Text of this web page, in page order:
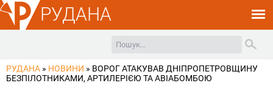
РУДАНА
РУДАНА » НОВИНИ » ВОРОГ АТАКУВАВ ДНІПРОПЕТРОВЩИНУ
БЕЗПІЛОТНИКАМИ, АРТИЛЕРІЄЮ ТА АВІАБОМБОЮ